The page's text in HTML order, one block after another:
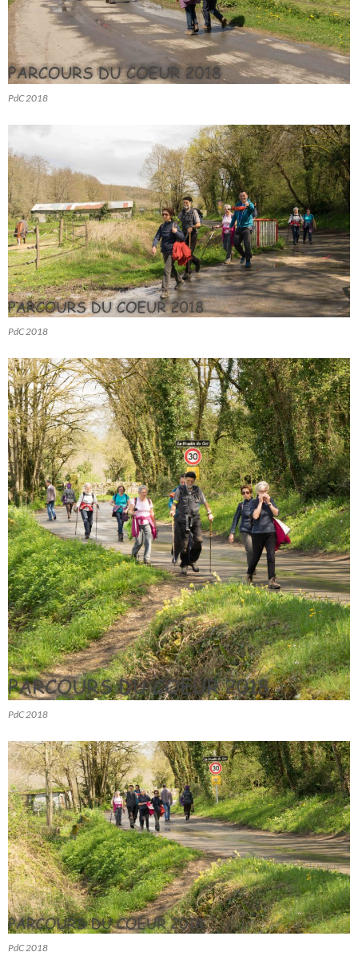
PdC 2018
PdC 2018
PdC 2018
PdC 2018